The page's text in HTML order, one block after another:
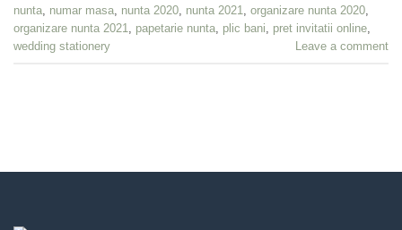
nunta numar masa nunta 2020 nunta 2021 organizare nunta 2020
organizare nunta 2021
papetarie nunta plic bani pret invitatii online
wedding stationery
Leave a comment